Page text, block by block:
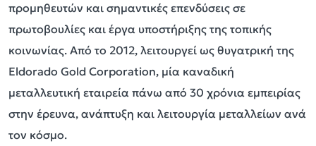
προμηθευτών και σημαντικές επενδύσεις σε
πρωτοβουλίες και έργα υποστήριξης της τοπικής
κοινωνίας. Από το 2012, λειτουργεί ως θυγατρική της
Eldorado Gold Corporation, μία καναδική
μεταλλευτική εταιρεία πάνω από 30 χρόνια εμπειρίας
στην έρευνα, ανάπτυξη και λειτουργία μεταλλείων ανά
τον κόσμο.